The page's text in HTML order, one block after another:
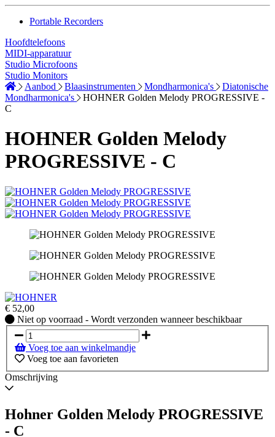
Portable Recorders
Hoofdtelefoons
MIDI-apparatuur
Studio Microfoons
Studio Monitors
Aanbod
Blaasinstrumenten Mondharmonica's
Diatonische
Mondharmonica's
HOHNER Golden Melody PROGRESSIVE -
C
HOHNER Golden Melody
PROGRESSIVE - C
€ 52,00
Niet
op
voorraad
-
Wordt
verzonden
wanneer
Niet op voorraad - Wordt verzonden wanneer beschikbaar
Voeg toe aan winkelmandje
Voeg toe aan favorieten
Omschrijving
Hohner Golden Melody PROGRESSIVE
- C